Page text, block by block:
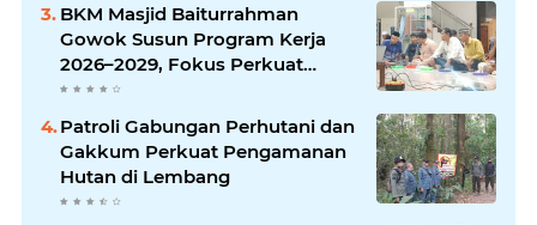
BKM Masjid Baiturrahman
Gowok Susun Program Kerja
2026–2029, Fokus Perkuat
Dakwah dan Pelayanan Umat
Patroli Gabungan Perhutani dan
Gakkum Perkuat Pengamanan
Hutan di Lembang